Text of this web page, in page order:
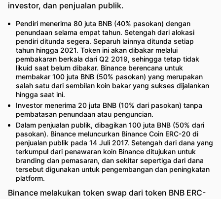
investor, dan penjualan publik.
Pendiri menerima 80 juta BNB (40% pasokan) dengan
penundaan selama empat tahun. Setengah dari alokasi
pendiri ditunda segera. Separuh lainnya ditunda setiap
tahun hingga 2021. Token ini akan dibakar melalui
pembakaran berkala dari Q2 2019, sehingga tetap tidak
likuid saat belum dibakar. Binance berencana untuk
membakar 100 juta BNB (50% pasokan) yang merupakan
salah satu dari sembilan koin bakar yang sukses dijalankan
hingga saat ini.
Investor menerima 20 juta BNB (10% dari pasokan) tanpa
pembatasan penundaan atau penguncian.
Dalam penjualan publik, dibagikan 100 juta BNB (50% dari
pasokan). Binance meluncurkan Binance Coin ERC-20 di
penjualan publik pada 14 Juli 2017. Setengah dari dana yang
terkumpul dari penawaran koin Binance ditujukan untuk
branding dan pemasaran, dan sekitar sepertiga dari dana
tersebut digunakan untuk pengembangan dan peningkatan
platform.
Binance melakukan token swap dari token BNB ERC-